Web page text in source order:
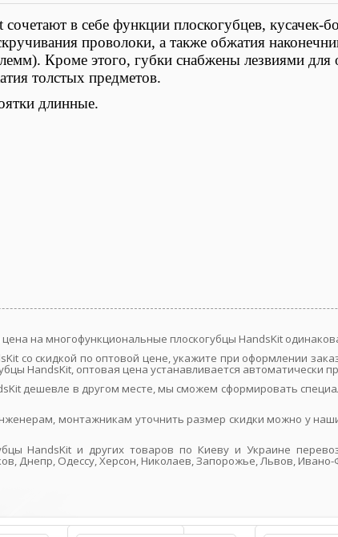
в себе функции плоскогубцев,
проволоки, а также обжатия
Кроме этого, губки снабжены лезвиями для
толстых предметов.
длинные.
на многофункциональные плоскогубцы HandsKit
со скидкой по оптовой цене, укажите при оформлении
HandsKit, оптовая цена устанавливается автоматически
дешевле в другом месте, мы сможем сформировать
монтажникам уточнить размер скидки можно у
HandsKit и других товаров по Киеву и Украине
Днепр, Одессу, Херсон, Николаев, Запорожье, Львов,